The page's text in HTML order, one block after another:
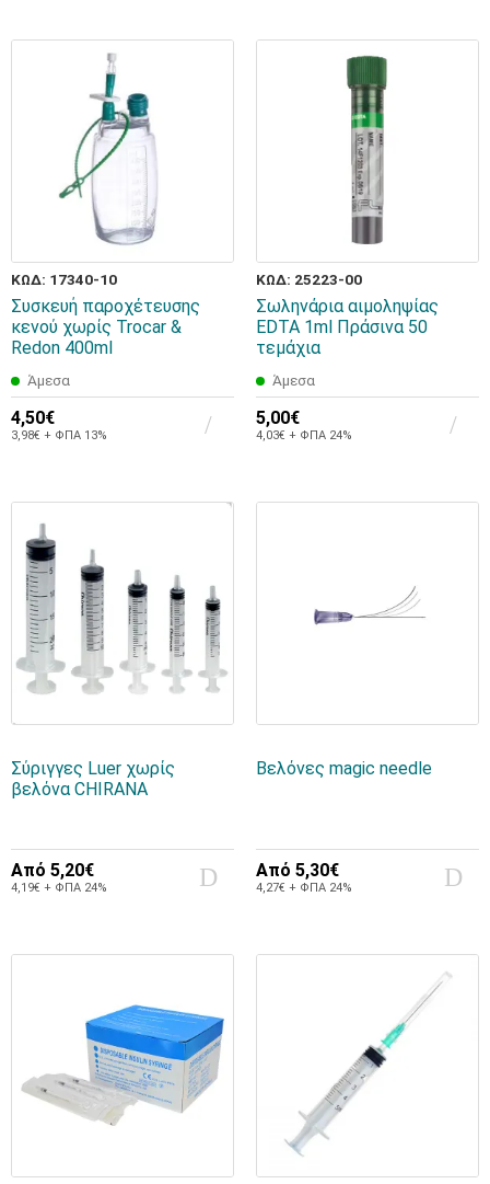
ΚΩΔ: 17340-10
Συσκευή παροχέτευσης
κενού χωρίς Trocar &
Redon 400ml
Άμεσα
4,50€
3,98€ + ΦΠΑ 13%
ΚΩΔ: 25223-00
Σωληνάρια αιμοληψίας
EDTA 1ml Πράσινα 50
τεμάχια
Άμεσα
5,00€
4,03€ + ΦΠΑ 24%
Σύριγγες Luer χωρίς
βελόνα CHIRANA
Από 5,20€
4,19€ + ΦΠΑ 24%
Βελόνες magic needle
Από 5,30€
4,27€ + ΦΠΑ 24%